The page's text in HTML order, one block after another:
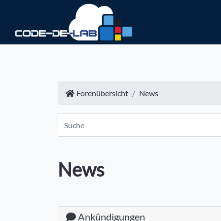
Forenübersicht News
News
Ankündigungen